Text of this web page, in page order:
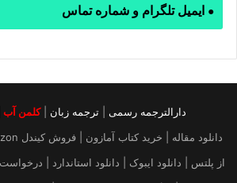
● ایمیل تلگرام و شماره تماس
دارالترجمه رسمی ترجمه زبان |کلمن آب
از پلتس | دانلود ایبوک | دانلود استاندارد |